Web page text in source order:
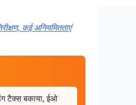
कई अनियमितताएं
टैक्स बकाया, ईओ